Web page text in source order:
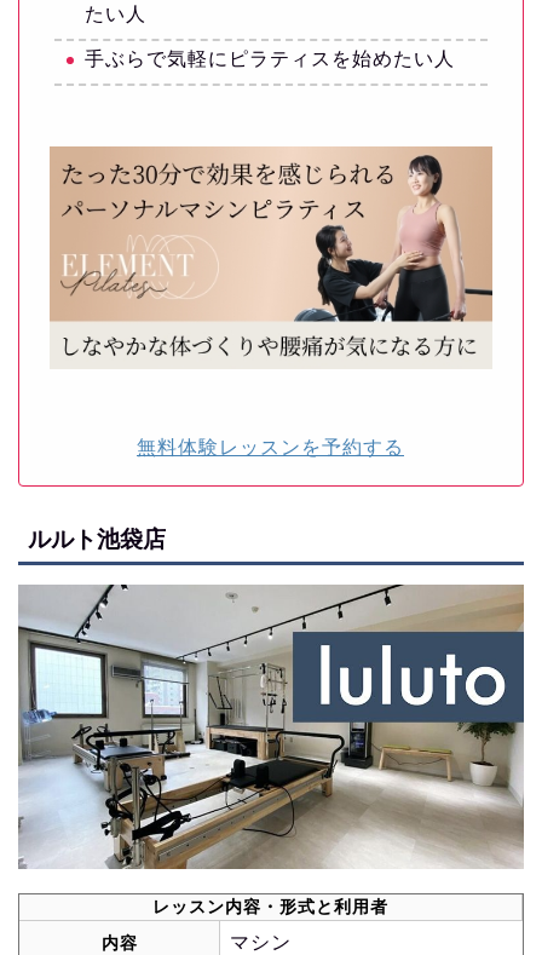
たい人
手ぶらで気軽にピラティスを始めたい人
無料体験レッスンを予約する
ルルト池袋店
レッスン内容・形式と利用者
内容
マシン